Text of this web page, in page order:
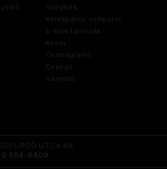
Világítás
Kerékpáros computer
E-bike tartozék
Kosár
Csomagtartó
Csengő
Sárvédő
UTCA 48.
594-8409